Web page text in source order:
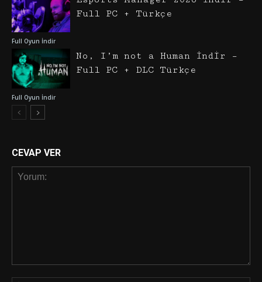
Full Oyun İndir
Full PC + Türkçe
Full Oyun İndir
No, I’m not a Human İndir –
Full PC + DLC Türkçe
CEVAP VER